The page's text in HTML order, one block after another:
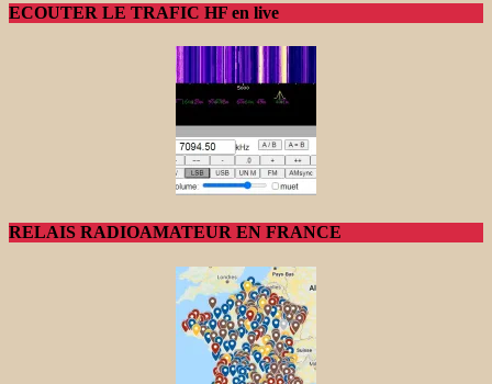
ECOUTER LE TRAFIC HF en live
RELAIS RADIOAMATEUR EN FRANCE